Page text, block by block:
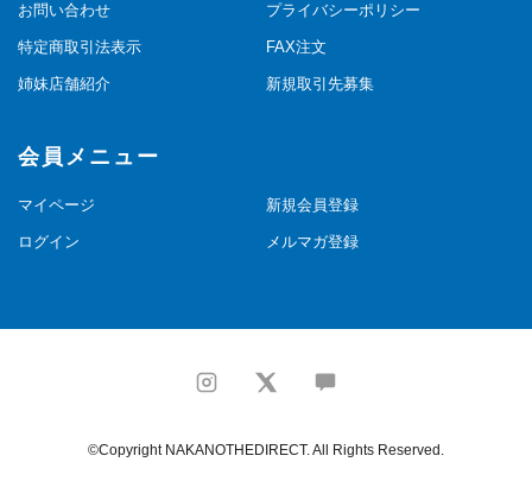
お問い合わせ プライバシーポリシー
特定商取引法表示 FAX注文
姉妹店舗紹介 新規取引先募集
会員メニュー
マイページ 新規会員登録
ログイン メルマガ登録
©Copyright NAKANOTHEDIRECT. All Rights Reserved.